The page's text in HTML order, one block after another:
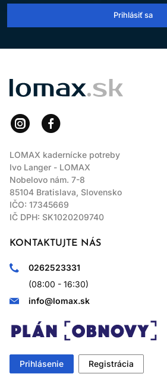
Prihlásiť sa
LOMAX
LOMAX kadernícke potreby
Ivo Langer - LOMAX
Nobelovo nám. 7-8
85104 Bratislava, Slovensko
IČO: 17345669
IČ DPH: SK1020209740
KONTAKTUJTE NÁS
0262523331
(08:00 - 16:30)
info@lomax.sk
Prihlásenie Registrácia